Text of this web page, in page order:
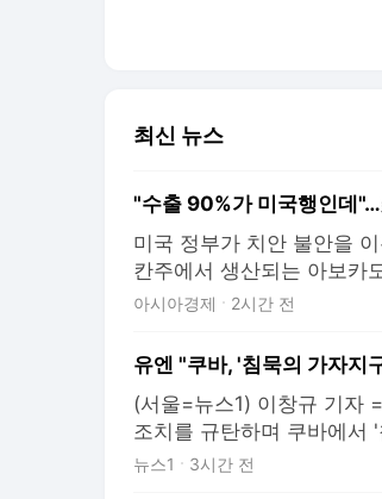
최신 뉴스
미국 정부가 치안 불안을
칸주에서 생산되는 아보카
보카도 공급에 차질이 빚어
미국 대사관과 영사관은 이
중단한다고 밝혔
아시아경제 2시간 전
유엔 "쿠바, '침묵의 가자지
(서울=뉴스1) 이창규 기자
조치를 규탄하며 쿠바에서
이 벌어지는 것을 막기 위
뉴스1 3시간 전